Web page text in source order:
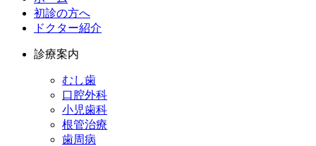
初診の方へ
ドクター紹介
診療案内
むし歯
口腔外科
小児歯科
根管治療
歯周病